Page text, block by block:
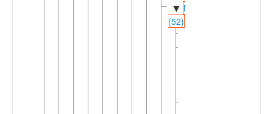
▼ Ngiri
(52)